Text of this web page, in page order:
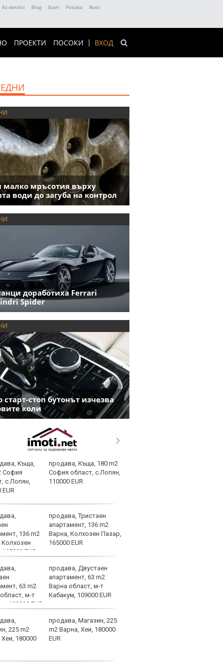
Az-deteto Blog Start Posoka
Boec
ВХОД
ПРОЕКТИ ПОСОКИ
малко мръсотия върху
води до загуба на контрол
доработиха Ferrari
Spider
стоп бутонът изчезва
коли
продава, Къща, 180 m2
София област, с.Лопян,
110000 EUR
продава, Тристаен
апартамент, 136 m2
Варна, Колхозен Пазар,
165000 EUR
продава, Двустаен
апартамент, 63 m2
Варна област, м-т
Кабакум, 109000 EUR
продава, Магазин, 225
m2 Варна, Хеи, 180000
EUR